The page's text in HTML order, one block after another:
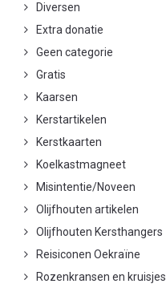
Diversen
Extra donatie
Geen categorie
Gratis
Kaarsen
Kerstartikelen
Kerstkaarten
Koelkastmagneet
Misintentie/Noveen
Olijfhouten artikelen
Olijfhouten Kersthangers
Reisiconen Oekraïne
Rozenkransen en kruisjes